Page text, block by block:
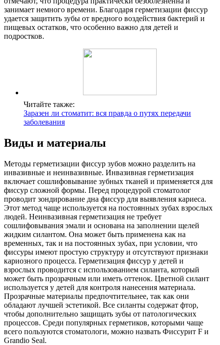
занимает немного времени. Благодаря герметизации фиссур
удается защитить зубы от вредного воздействия бактерий и
пищевых остатков, что особенно важно для детей и
подростков.
Читайте также:
Заразен ли стоматит: вся правда о путях передачи
заболевания
Виды и материалы
Методы герметизации фиссур зубов можно разделить на
инвазивные и неинвазивные. Инвазивная герметизация
включает сошлифовывание зубных тканей и применяется для
фиссур сложной формы. Перед процедурой стоматолог
проводит зондирование дна фиссур для выявления кариеса.
Этот метод чаще используется на постоянных зубах взрослых
людей. Неинвазивная герметизация не требует
сошлифовывания эмали и основана на заполнении щелей
жидким силантом. Она может быть применена как на
временных, так и на постоянных зубах, при условии, что
фиссуры имеют простую структуру и отсутствуют признаки
кариозного процесса. Герметизация фиссур у детей и
взрослых проводится с использованием силанта, который
может быть прозрачным или иметь оттенок. Цветной силант
используется у детей для контроля нанесения материала.
Прозрачные материалы предпочтительнее, так как они
обладают лучшей эстетикой. Все силанты содержат фтор,
чтобы дополнительно защищать зубы от патологических
процессов. Среди популярных герметиков, которыми чаще
всего пользуются стоматологи, можно назвать Фиссурит F и
Grandio Seal.